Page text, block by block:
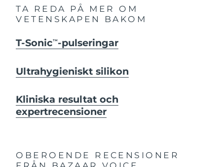
TA REDA PÅ MER OM
VETENSKAPEN BAKOM
T-SonicTM -pulseringar
Ultrahygieniskt silikon
Kliniska resultat och
expertrecensioner
OBEROENDE RECENSIONER